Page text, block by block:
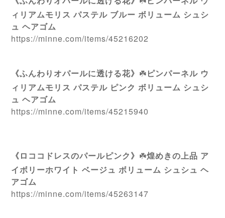
ィリアムモリス パステル ブルー ボリューム シュシ
ュ ヘアゴム
https://minne.com/items/45216202
《ふんわりオパールに透ける花》 ☘️ピンパーネル ウ
ィリアムモリス パステル ピンク ボリューム シュシ
ュ ヘアゴム
https://minne.com/items/45215940
《ロココドレスのパールピンク》 ☘️煌めきの上品 ア
イボリーホワイト ベージュ ボリューム シュシュ ヘ
アゴム
https://minne.com/items/45263147